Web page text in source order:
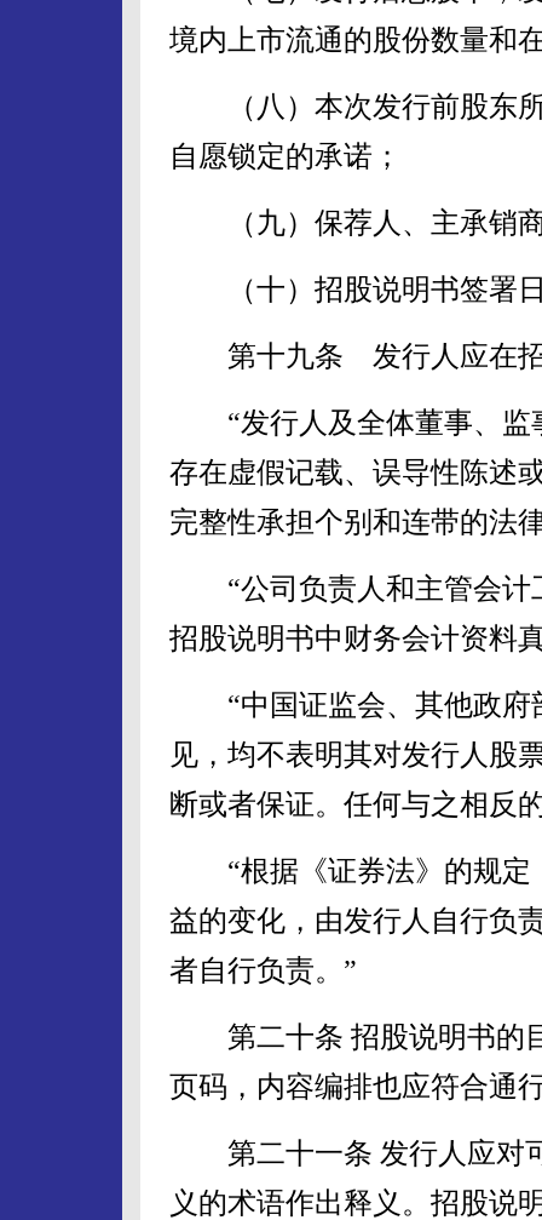
境内上市流通的股份数量和
（八）本次发行前股东所
自愿锁定的承诺；
（九）保荐人、主承销
（十）招股说明书签署
第十九条 发行人应在招
“发行人及全体董事、监
存在虚假记载、误导性陈述
完整性承担个别和连带的法
“公司负责人和主管会计
招股说明书中财务会计资料
“中国证监会、其他政府
见，均不表明其对发行人股
断或者保证。任何与之相反
“根据《证券法》的规定
益的变化，由发行人自行负
者自行负责。”
第二十条 招股说明书的
页码，内容编排也应符合通
第二十一条 发行人应对
义的术语作出释义。招股说